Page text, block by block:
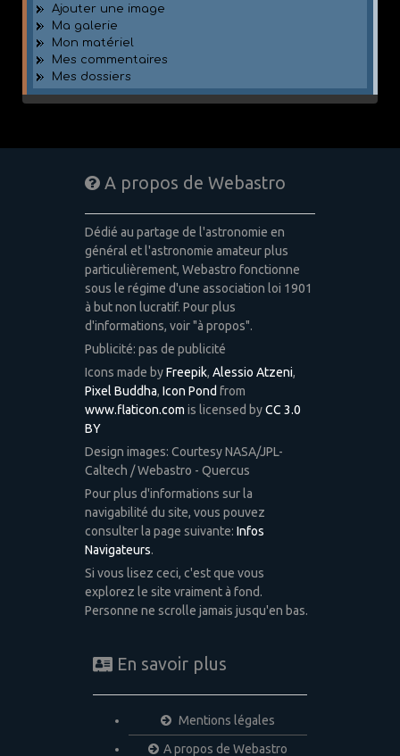
Ajouter une image
Ma galerie
Mon matériel
Mes commentaires
Mes dossiers
A propos de Webastro
Dédié au partage de l'astronomie en
général et l'astronomie amateur plus
particulièrement, Webastro fonctionne
sous le régime d'une association loi 1901
à but non lucratif. Pour plus
d'informations, voir "à propos".
Publicité: pas de publicité
Icons made byFreepik, Alessio Atzeni,
Pixel Buddha, Icon Pond from
www.flaticon.com is licensed byCC 3.0
BY
Design images: Courtesy NASA/JPL-
Caltech / Webastro - Quercus
Pour plus d'informations sur la
navigabilité du site, vous pouvez
consulter la page suivante: Infos
Navigateurs.
Si vous lisez ceci, c'est que vous
explorez le site vraiment à fond.
Personne ne scrolle jamais jusqu'en bas.
En savoir plus
Mentions légales
A propos de Webastro